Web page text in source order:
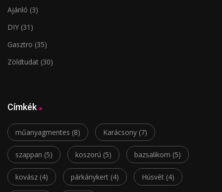
Ajánló (3)
DIY (31)
Gasztro (35)
Zöldtudat (30)
Címkék
műanyagmentes (8) Karácsony (7)
szappan (5) koszorú (5) bazsalikom (5)
kovász (4) párkánykert (4) Húsvét (4)